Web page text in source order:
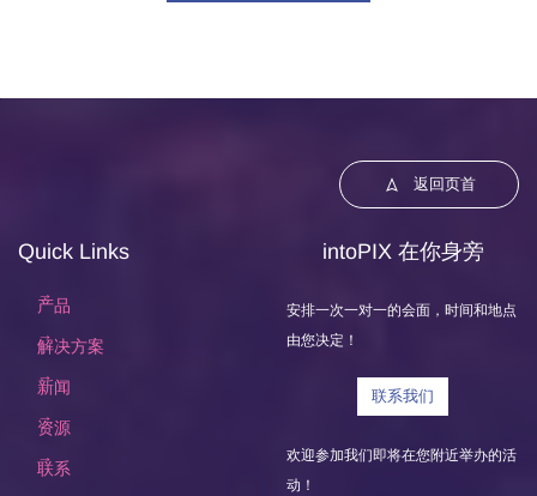
返回页首
Quick Links
产品
解决方案
新闻
资源
联系
intoPIX 在你身旁
安排一次一对一的会面，时间和地点
由您决定！
联系我们
欢迎参加我们即将在您附近举办的活
动！